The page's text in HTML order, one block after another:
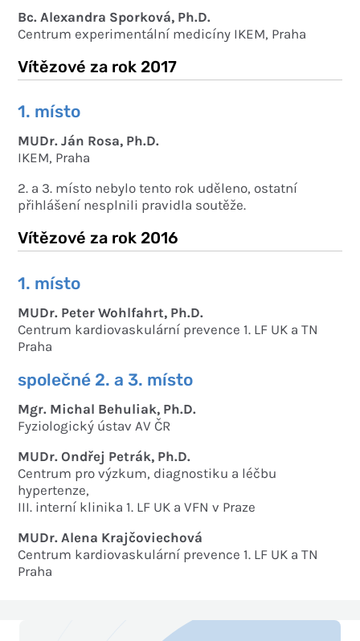
Bc. Alexandra Sporková, Ph.D.
Centrum experimentální medicíny IKEM, Praha
Vítězové za rok 2017
1. místo
MUDr. Ján Rosa, Ph.D.
IKEM, Praha
2. a 3. místo nebylo tento rok uděleno, ostatní
přihlášení nesplnili pravidla soutěže.
Vítězové za rok 2016
1. místo
MUDr. Peter Wohlfahrt, Ph.D.
Centrum kardiovaskulární prevence 1. LF UK a TN
Praha
společné 2. a 3. místo
Mgr. Michal Behuliak, Ph.D.
Fyziologický ústav AV ČR
MUDr. Ondřej Petrák, Ph.D.
Centrum pro výzkum, diagnostiku a léčbu
hypertenze,
III. interní klinika 1. LF UK a VFN v Praze
MUDr. Alena Krajčoviechová
Centrum kardiovaskulární prevence 1. LF UK a TN
Praha